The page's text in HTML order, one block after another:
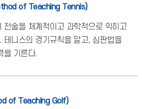
of Teaching Tennis)
전술을 체계적이고 과학적으로 익히고
테니스의 경기규칙을 알고, 심판법을
을 기른다.
of Teaching Golf)